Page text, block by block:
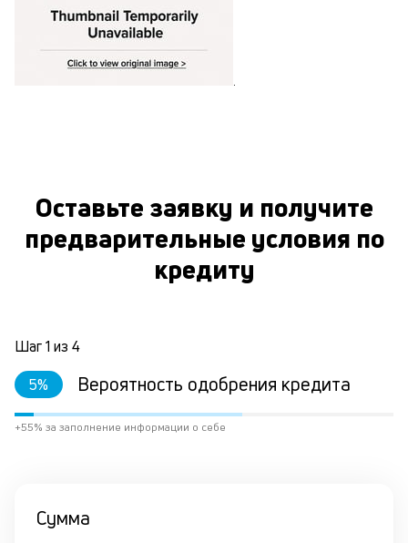
.
Оставьте заявку и получите
предварительные условия по
кредиту
Шаг1 из 4
5% Вероятность одобрения кредита
+55% за заполнение информации о себе
Сумма